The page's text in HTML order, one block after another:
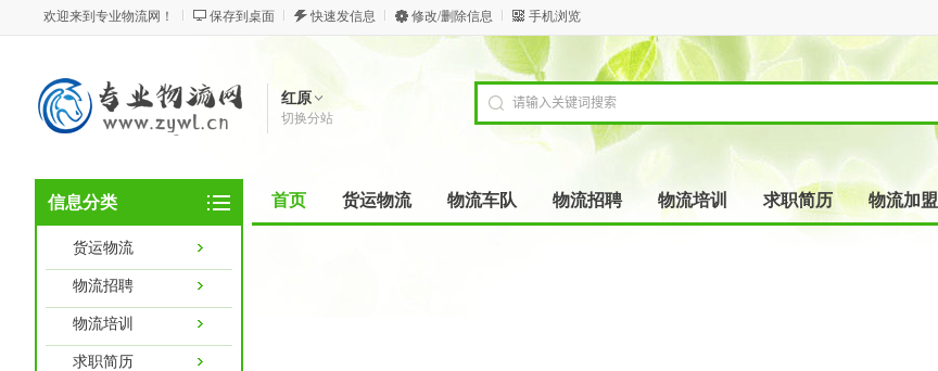
欢迎来到专业物流网！ 保存到桌面 快速发信息 修改/删除信息 手机浏览
红原
切换分站
信息分类
货运物流
物流招聘
物流培训
求职简历
首页 货运物流 物流车队 物流招聘 物流培训 求职简历 物流加盟